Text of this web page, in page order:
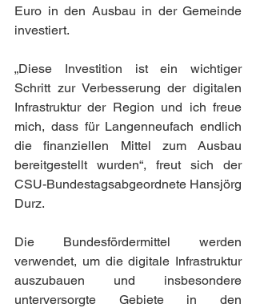
Euro in den Ausbau in der Gemeinde
investiert.
„Diese Investition ist ein wichtiger
Schritt zur Verbesserung der digitalen
Infrastruktur der Region und ich freue
mich, dass für Langenneufach endlich
die finanziellen Mittel zum Ausbau
bereitgestellt wurden“, freut sich der
CSU-Bundestagsabgeordnete Hansjörg
Durz.
Die Bundesfördermittel werden
verwendet, um die digitale Infrastruktur
auszubauen und insbesondere
unterversorgte Gebiete in den